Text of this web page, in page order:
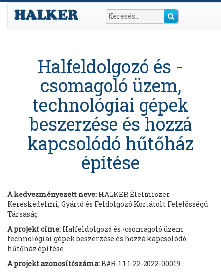
Halfeldolgozó és -
csomagoló üzem,
technológiai gépek
beszerzése és hozzá
kapcsolódó hűtőház
építése
A kedvezményezett neve: HALKER Élelmiszer
Kereskedelmi, Gyártó és Feldolgozó Korlátolt Felelősségű
Társaság
A projekt címe: Halfeldolgozó és -csomagoló üzem,
technológiai gépek beszerzése és hozzá kapcsolódó
hűtőház építése
A projekt azonosítószáma:BAR-1.1.1-22-2022-00019